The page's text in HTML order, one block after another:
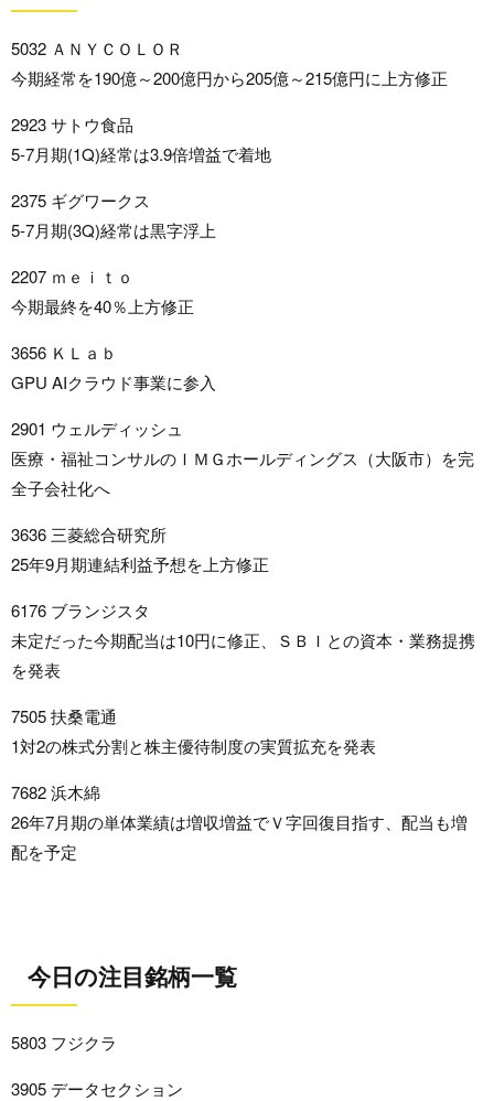
5032 ＡＮＹＣＯＬＯＲ
今期経常を190億～200億円から205億～215億円に上方修正
2923 サトウ食品
5-7月期(1Q)経常は3.9倍増益で着地
2375 ギグワークス
5-7月期(3Q)経常は黒字浮上
2207 ｍｅｉｔｏ
今期最終を40％上方修正
3656 ＫＬａｂ
GPU AIクラウド事業に参入
2901 ウェルディッシュ
医療・福祉コンサルのＩＭＧホールディングス（大阪市）を完
全子会社化へ
3636 三菱総合研究所
25年9月期連結利益予想を上方修正
6176 ブランジスタ
未定だった今期配当は10円に修正、ＳＢＩとの資本・業務提携
を発表
7505 扶桑電通
1対2の株式分割と株主優待制度の実質拡充を発表
7682 浜木綿
26年7月期の単体業績は増収増益でＶ字回復目指す、配当も増
配を予定
今日の注目銘柄一覧
5803 フジクラ
3905 データセクション